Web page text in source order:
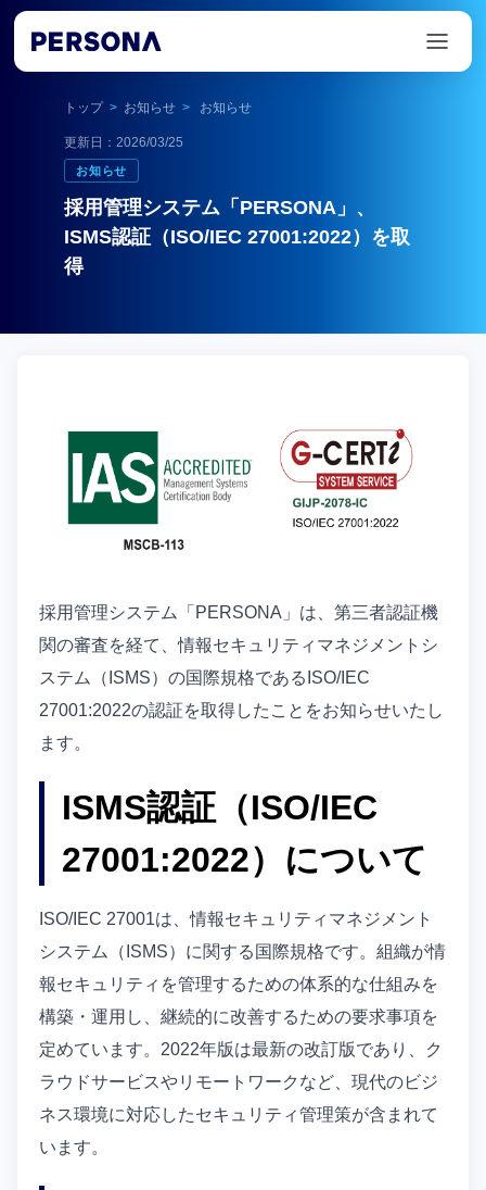
トップ > お知らせ > お知らせ
更新日：2026/03/25
お知らせ
採用管理システム「PERSONA」、
ISMS認証（ISO/IEC 27001:2022）を取
得
採用管理システム「PERSONA」は、第三者認証機
関の審査を経て、情報セキュリティマネジメントシ
ステム（ISMS）の国際規格であるISO/IEC
27001:2022の認証を取得したことをお知らせいたし
ます。
ISMS認証（ISO/IEC
27001:2022）について
ISO/IEC 27001は、情報セキュリティマネジメント
システム（ISMS）に関する国際規格です。組織が情
報セキュリティを管理するための体系的な仕組みを
構築・運用し、継続的に改善するための要求事項を
定めています。2022年版は最新の改訂版であり、ク
ラウドサービスやリモートワークなど、現代のビジ
ネス環境に対応したセキュリティ管理策が含まれて
います。